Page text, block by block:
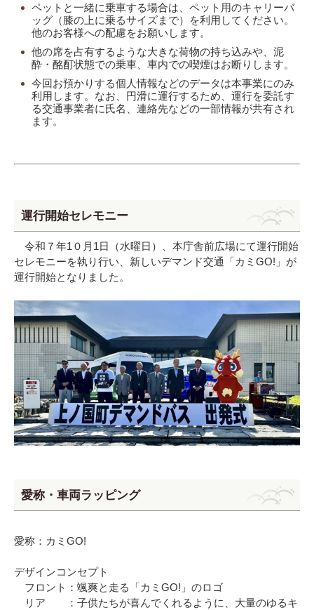
ペットと一緒に乗車する場合は、ペット用のキャリーバ
ッグ（膝の上に乗るサイズまで）を利用してください。
他のお客様への配慮をお願いします。
他の席を占有するような大きな荷物の持ち込みや、泥
酔・酩酊状態での乗車、車内での喫煙はお断りします。
今回お預かりする個人情報などのデータは本事業にのみ
利用します。なお、円滑に運行するため、運行を委託す
る交通事業者に氏名、連絡先などの一部情報が共有され
ます。
運行開始セレモニー
令和７年1０月1日（水曜日）、本庁舎前広場にて運行開始
セレモニーを執り行い、新しいデマンド交通「カミGO!」が
運行開始となりました。
愛称・車両ラッピング
愛称：カミGO!
デザインコンセプト
フロント：颯爽と走る「カミGO!」のロゴ
リア ：子供たちが喜んでくれるように、大量のゆるキ